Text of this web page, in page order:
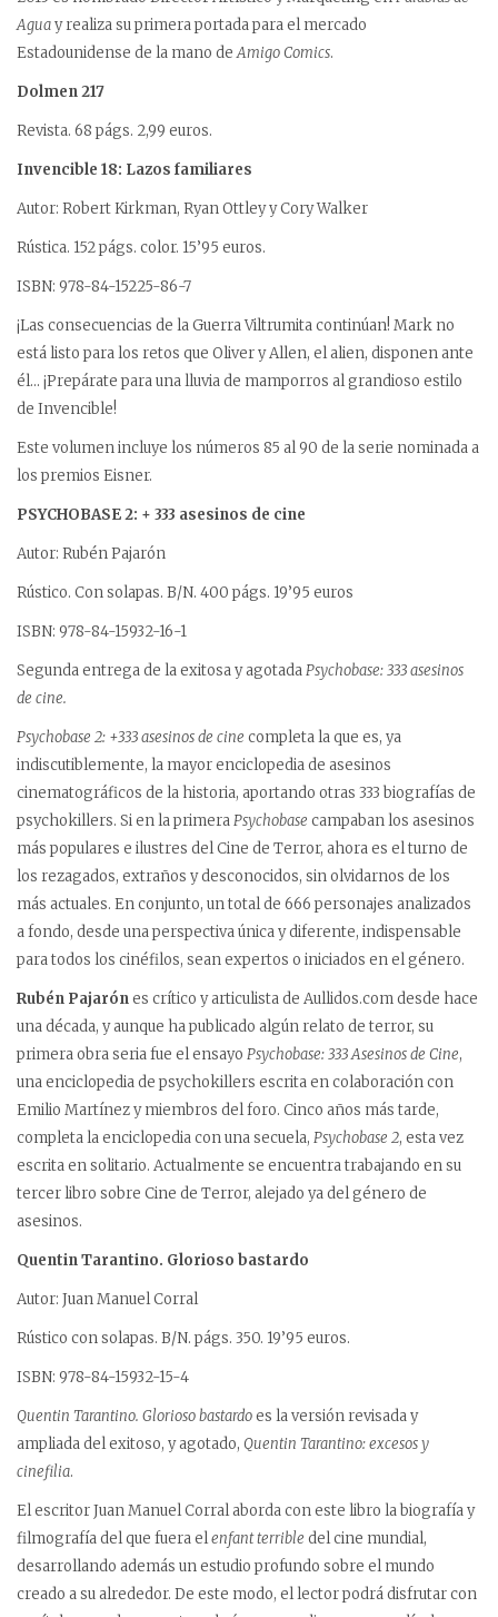
Aguay realiza su primera portada para el mercado
Estadounidense de la mano deAmigo Comics.
Dolmen 217
Revista. 68 págs. 2,99 euros.
Invencible 18: Lazos familiares
Autor: Robert Kirkman, Ryan Ottley y Cory Walker
Rústica. 152 págs. color. 15’95 euros.
ISBN: 978-84-15225-86-7
¡Las consecuencias de la Guerra Viltrumita continúan! Mark no
está listo para los retos que Oliver y Allen, el alien, disponen ante
él… ¡Prepárate para una lluvia de mamporros al grandioso estilo
de Invencible!
Este volumen incluye los números 85 al 90 de la serie nominada a
los premios Eisner.
PSYCHOBASE 2: + 333 asesinos de cine
Autor: Rubén Pajarón
Rústico. Con solapas. B/N. 400 págs. 19’95 euros
ISBN: 978-84-15932-16-1
Segunda entrega de la exitosa y agotadaPsychobase: 333 asesinos
de cine.
Psychobase 2: +333 asesinos de cine completa la que es, ya
indiscutiblemente, la mayor enciclopedia de asesinos
cinematográficos de la historia, aportando otras 333 biografías de
psychokillers. Si en la primeraPsychobase campaban los asesinos
más populares e ilustres del Cine de Terror, ahora es el turno de
los rezagados, extraños y desconocidos, sin olvidarnos de los
más actuales. En conjunto, un total de 666 personajes analizados
a fondo, desde una perspectiva única y diferente, indispensable
para todos los cinéfilos, sean expertos o iniciados en el género.
Rubén Pajarónes crítico y articulista de Aullidos.com desde hace
una década, y aunque ha publicado algún relato de terror, su
primera obra seria fue el ensayo Psychobase: 333 Asesinos de Cine,
una enciclopedia de psychokillers escrita en colaboración con
Emilio Martínez y miembros del foro. Cinco años más tarde,
completa la enciclopedia con una secuela, Psychobase 2, esta vez
escrita en solitario. Actualmente se encuentra trabajando en su
tercer libro sobre Cine de Terror, alejado ya del género de
asesinos.
Quentin Tarantino. Glorioso bastardo
Autor: Juan Manuel Corral
Rústico con solapas. B/N. págs. 350. 19’95 euros.
ISBN: 978-84-15932-15-4
Quentin Tarantino. Glorioso bastardoes la versión revisada y
ampliada del exitoso, y agotado, Quentin Tarantino: excesos y
cinefilia.
El escritor Juan Manuel Corral aborda con este libro la biografía y
filmografía del que fuera elenfant terrible del cine mundial,
desarrollando además un estudio profundo sobre el mundo
creado a su alrededor. De este modo, el lector podrá disfrutar con